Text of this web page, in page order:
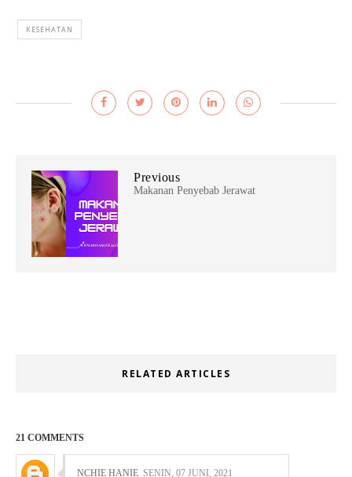
KESEHATAN
Previous
Makanan Penyebab Jerawat
RELATED ARTICLES
21 COMMENTS
NCHIE HANIE SENIN, 07 JUNI, 2021